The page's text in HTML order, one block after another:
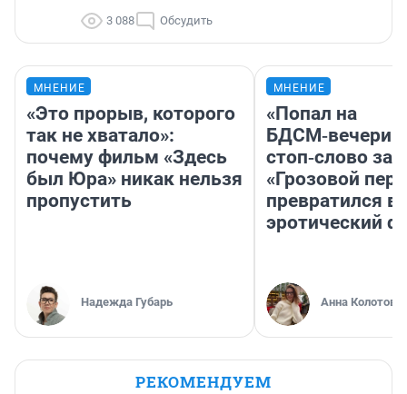
3 088 Обсудить
МНЕНИЕ
«Это прорыв, которого
так не хватало»:
почему фильм «Здесь
был Юра» никак нельзя
пропустить
Надежда Губарь
МНЕНИЕ
«Попал на
стоп‑слово
«Грозовой
превратился в
эротический
Анна Колотова
РЕКОМЕНДУЕМ